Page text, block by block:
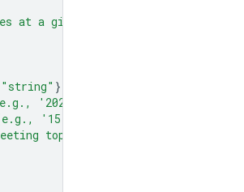
at a given time and date."
"string" }},
'2024-07-29')"
'15:00')"
topic."